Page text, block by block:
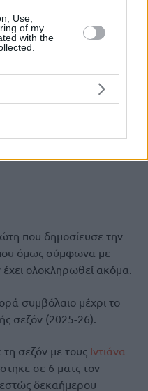
Use,
of my
with the
που δημοσίευσε την
όμως σύμφωνα με
ολοκληρωθεί ακόμα.
συμβόλαιο μέχρι το
σεζόν (2025-26).
σεζόν με τους Ιντιάνα
σε 6 ματς τον
δεκαήμερου